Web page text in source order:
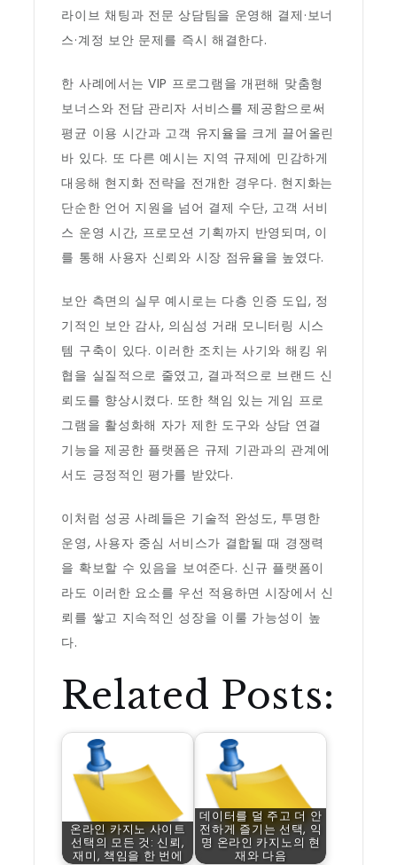
라이브 채팅과 전문 상담팀을 운영해 결제·보너
스·계정 보안 문제를 즉시 해결한다.
한 사례에서는 VIP 프로그램을 개편해 맞춤형
보너스와 전담 관리자 서비스를 제공함으로써
평균 이용 시간과 고객 유지율을 크게 끌어올린
바 있다. 또 다른 예시는 지역 규제에 민감하게
대응해 현지화 전략을 전개한 경우다. 현지화는
단순한 언어 지원을 넘어 결제 수단, 고객 서비
스 운영 시간, 프로모션 기획까지 반영되며, 이
를 통해 사용자 신뢰와 시장 점유율을 높였다.
보안 측면의 실무 예시로는 다층 인증 도입, 정
기적인 보안 감사, 의심성 거래 모니터링 시스
템 구축이 있다. 이러한 조치는 사기와 해킹 위
협을 실질적으로 줄였고, 결과적으로 브랜드 신
뢰도를 향상시켰다. 또한 책임 있는 게임 프로
그램을 활성화해 자가 제한 도구와 상담 연결
기능을 제공한 플랫폼은 규제 기관과의 관계에
서도 긍정적인 평가를 받았다.
이처럼 성공 사례들은 기술적 완성도, 투명한
운영, 사용자 중심 서비스가 결합될 때 경쟁력
을 확보할 수 있음을 보여준다. 신규 플랫폼이
라도 이러한 요소를 우선 적용하면 시장에서 신
뢰를 쌓고 지속적인 성장을 이룰 가능성이 높
다.
Related Posts:
온라인 카지노 사이트
선택의 모든 것: 신뢰,
재미, 책임을 한 번에
데이터를 덜 주고 더 안
전하게 즐기는 선택, 익
명 온라인 카지노의 현
재와 다음